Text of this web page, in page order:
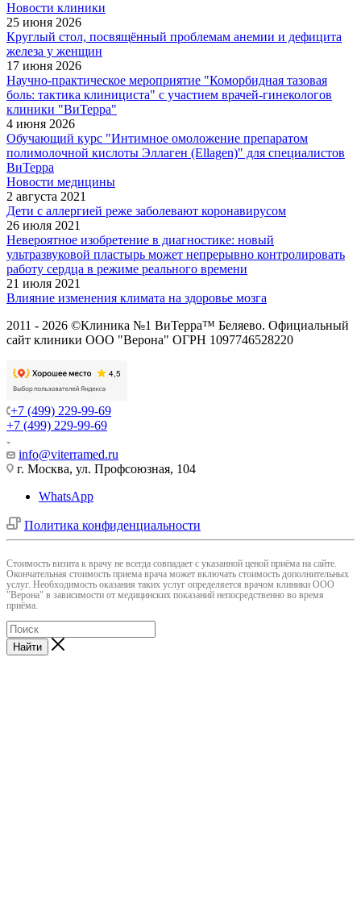
Новости клиники
25 июня 2026
Круглый стол, посвящённый проблемам анемии и дефицита
железа у женщин
17 июня 2026
Научно-практическое мероприятие "Коморбидная тазовая
боль: тактика клинициста" с участием врачей-гинекологов
клиники "ВиТерра"
4 июня 2026
Обучающий курс "Интимное омоложение препаратом
полимолочной кислоты Эллаген (Ellagen)" для специалистов
ВиТерра
Новости медицины
2 августа 2021
Дети с аллергией реже заболевают коронавирусом
26 июля 2021
Невероятное изобретение в диагностике: новый
ультразвуковой пластырь может непрерывно контролировать
работу сердца в режиме реального времени
21 июля 2021
Влияние изменения климата на здоровье мозга
2011 - 2026 ©Клиника №1 ВиТерра™ Беляево. Официальный
сайт клиники ООО "Верона" ОГРН 1097746528220
+7 (499) 229-99-69
+7 (499) 229-99-69
info@viterramed.ru
г. Москва, ул. Профсоюзная, 104
WhatsApp
Политика конфиденциальности
Cтоимость визита к врачу не всегда совпадает с указанной ценой приёма на сайте.
Окончательная стоимость приема врача может включать стоимость дополнительных
услуг. Необходимость оказания таких услуг определяется врачом клиники ООО
"Верона" в зависимости от медицинских показаний непосредственно во время
приёма.
Найти